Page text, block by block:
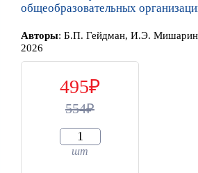
общеобразовательных
Авторы: Б.П. Гейдман, И.Э.
2026
495
554
шт